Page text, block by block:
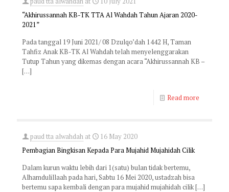
“Akhirussannah KB-TK TTA Al Wahdah Tahun Ajaran 2020-
2021”
Pada tanggal 19 Juni 2021/ 08 Dzulqo’dah 1442 H, Taman
Tahfiz Anak KB-TK Al Wahdah telah menyelenggarakan
Tutup Tahun yang dikemas dengan acara “Akhirussannah KB –
[…]
Read more
paud tta alwahdah at
16 May 2020
Pembagian Bingkisan Kepada Para Mujahid Mujahidah Cilik
Dalam kurun waktu lebih dari 1(satu) bulan tidak bertemu,
Alhamdulillaah pada hari, Sabtu 16 Mei 2020, ustadzah bisa
bertemu sapa kembali dengan para mujahid mujahidah cilik[…]